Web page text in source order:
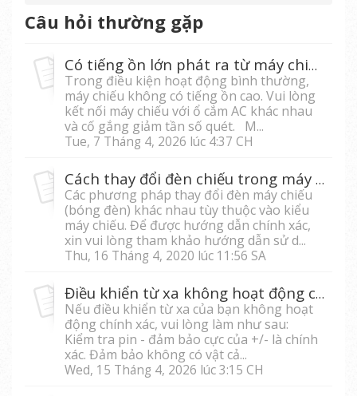
Câu hỏi thường gặp
Có tiếng ồn lớn phát ra từ máy chiếu
Trong điều kiện hoạt động bình thường,
máy chiếu không có tiếng ồn cao. Vui lòng
kết nối máy chiếu với ổ cắm AC khác nhau
và cố gắng giảm tần số quét. M...
Tue, 7 Tháng 4, 2026 lúc 4:37 CH
Cách thay đổi đèn chiếu trong máy chiếu
Các phương pháp thay đổi đèn máy chiếu
(bóng đèn) khác nhau tùy thuộc vào kiểu
máy chiếu. Để được hướng dẫn chính xác,
xin vui lòng tham khảo hướng dẫn sử d...
Thu, 16 Tháng 4, 2020 lúc 11:56 SA
Điều khiển từ xa không hoạt động chính xác
Nếu điều khiển từ xa của bạn không hoạt
động chính xác, vui lòng làm như sau:
Kiểm tra pin - đảm bảo cực của +/- là chính
xác. Đảm bảo không có vật cả...
Wed, 15 Tháng 4, 2026 lúc 3:15 CH